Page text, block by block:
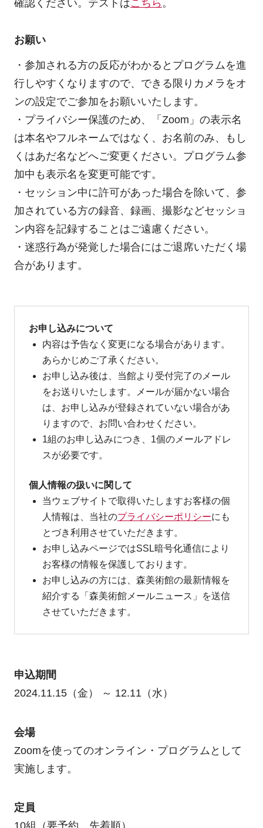
確認ください。テストはこちら 。
お願い
・参加される方の反応がわかるとプログラムを進
行しやすくなりますので、できる限りカメラをオ
ンの設定でご参加をお願いいたします。
・プライバシー保護のため、「Zoom」の表示名
は本名やフルネームではなく、お名前のみ、もし
くはあだ名などへご変更ください。プログラム参
加中も表示名を変更可能です。
・セッション中に許可があった場合を除いて、参
加されている方の録音、録画、撮影などセッショ
ン内容を記録することはご遠慮ください。
・迷惑行為が発覚した場合にはご退席いただく場
合があります。
お申し込みについて
内容は予告なく変更になる場合があります。
あらかじめご了承ください。
お申し込み後は、当館より受付完了のメール
をお送りいたします。メールが届かない場合
は、お申し込みが登録されていない場合があ
りますので、お問い合わせください。
1組のお申し込みにつき、1個のメールアドレ
スが必要です。
個人情報の扱いに関して
当ウェブサイトで取得いたしますお客様の個
人情報は、当社のプライバシーポリシーにも
とづき利用させていただきます。
お申し込みページではSSL暗号化通信により
お客様の情報を保護しております。
お申し込みの方には、森美術館の最新情報を
紹介する「森美術館メールニュース」を送信
させていただきます。
申込期間
2024.11.15（金） ～ 12.11（水）
会場
Zoomを使ってのオンライン・プログラムとして
実施します。
定員